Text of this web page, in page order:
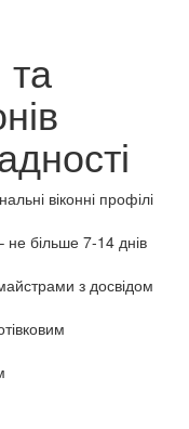
та
віконні профілі
не більше 7-14 днів
з досвідом